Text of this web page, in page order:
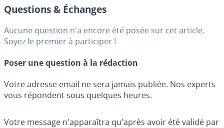
Questions & Échanges
Aucune question n'a encore été posée sur cet article.
Soyez le premier à participer !
Poser une question à la rédaction
Votre adresse email ne sera jamais publiée. Nos experts
vous répondent sous quelques heures.
Votre message n'apparaîtra qu'après avoir été validé par